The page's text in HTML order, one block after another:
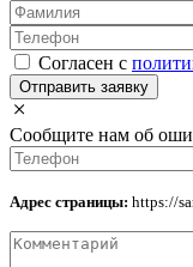
Cогласен с
Отправить заявку
Сообщите нам об
Адрес страницы: https://